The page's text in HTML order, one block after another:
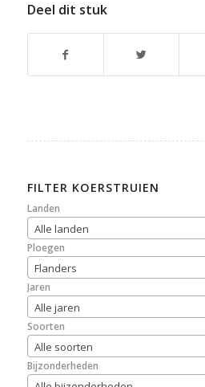
Deel dit stuk
FILTER KOERSTRUIEN
Landen
Alle landen
Ploegen
Flanders
Jaren
Alle jaren
Soorten
Alle soorten
Bijzonderheden